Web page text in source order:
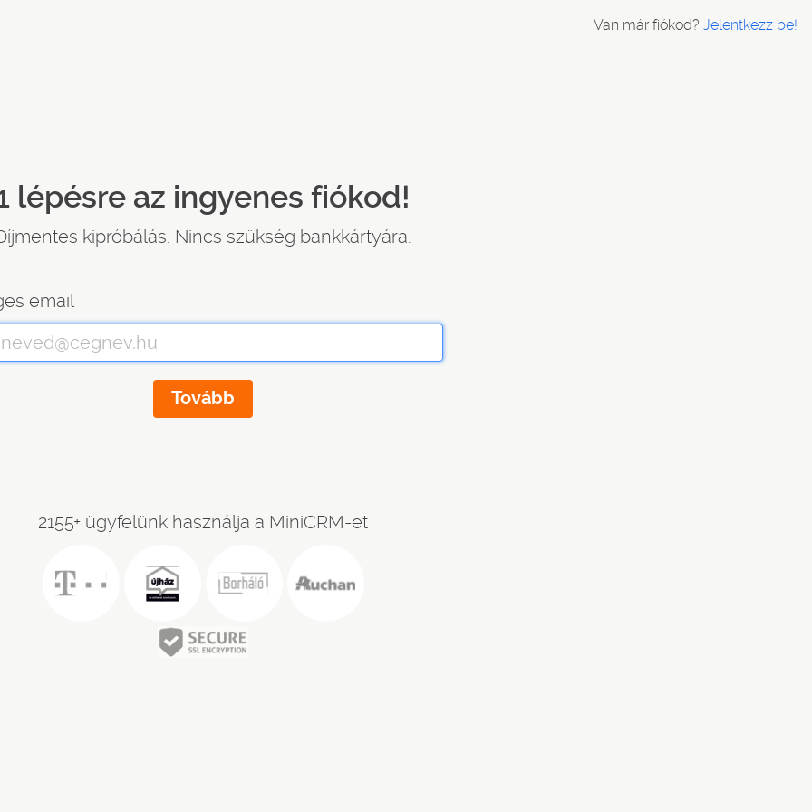
lépésre az ingyenes fiókod!
kipróbálás. Nincs szükség bankkártyára.
email
2155+ ügyfelünk használja a MiniCRM-et
Van már fiókod? Jelentkezz be!